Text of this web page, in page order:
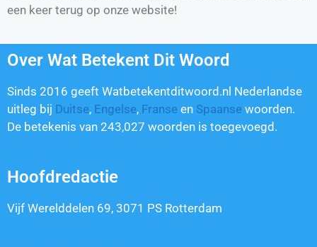
een keer terug op onze website!
Over Wat Betekent Dit Woord
Sinds 2016 geeft Watbetekentditwoord.nl Nederlandse
uitleg bij Duitse, Engelse, Franse en Spaanse woorden.
De betekenis van 243,027 woorden is toegevoegd.
Hoofdredactie
Vijf Werelddelen 69, 3071 PS Rotterdam